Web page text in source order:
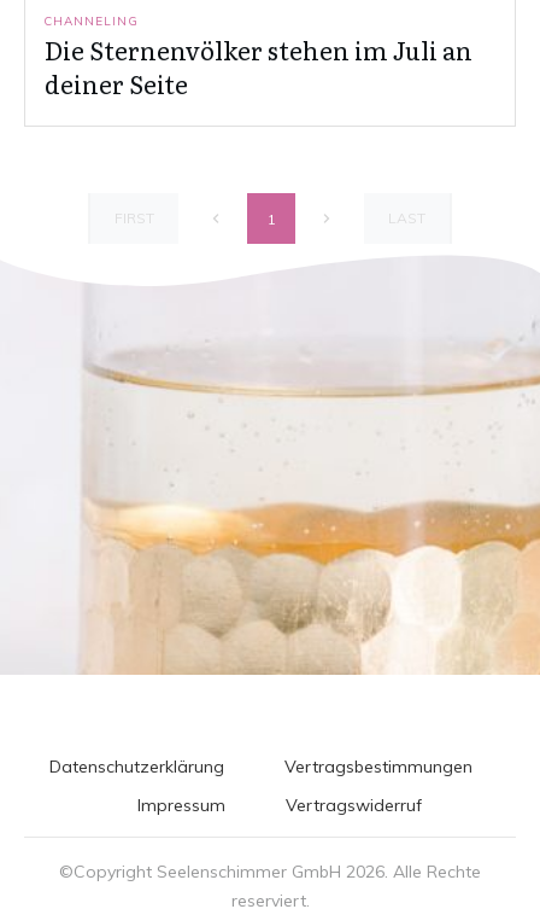
CHANNELING
Die Sternenvölker stehen im Juli an
deiner Seite
FIRST 1 LAST
Datenschutzerklärung
Vertragsbestimmungen
Impressum
Vertragswiderruf
©Copyright Seelenschimmer GmbH 2026. Alle Rechte
reserviert.